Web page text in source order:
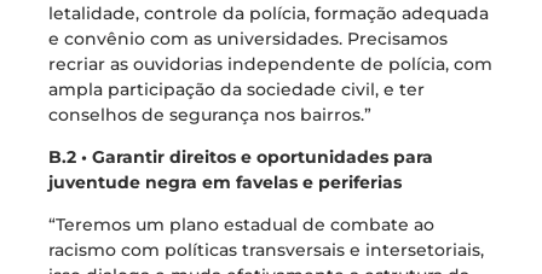
letalidade, controle da polícia, formação adequada
e convênio com as universidades. Precisamos
recriar as ouvidorias independente de polícia, com
ampla participação da sociedade civil, e ter
conselhos de segurança nos bairros.”
B.2 • Garantir direitos e oportunidades para
juventude negra em favelas e periferias
“Teremos um plano estadual de combate ao
racismo com políticas transversais e intersetoriais,